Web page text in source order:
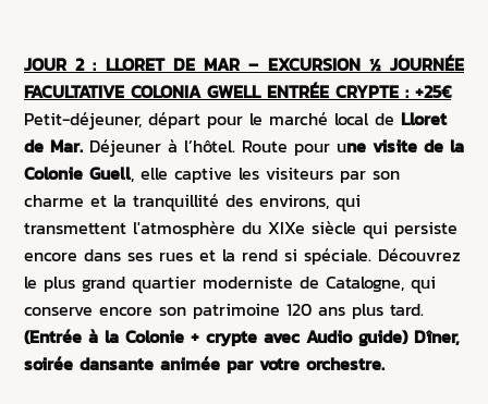
JOUR 2 : LLORET DE MAR – EXCURSION ½ JOURNÉE
FACULTATIVE COLONIA GWELL ENTRÉE CRYPTE : +25€
Petit-déjeuner, départ pour le marché local de Lloret
de Mar. Déjeuner à l’hôtel. Route pour une visite de la
Colonie Guell, elle captive les visiteurs par son
charme et la tranquillité des environs, qui
transmettent l'atmosphère du XIXe siècle qui persiste
encore dans ses rues et la rend si spéciale. Découvrez
le plus grand quartier moderniste de Catalogne, qui
conserve encore son patrimoine 120 ans plus tard.
(Entrée à la Colonie + crypte avec Audio guide) Dîner,
soirée dansante animée par votre orchestre.